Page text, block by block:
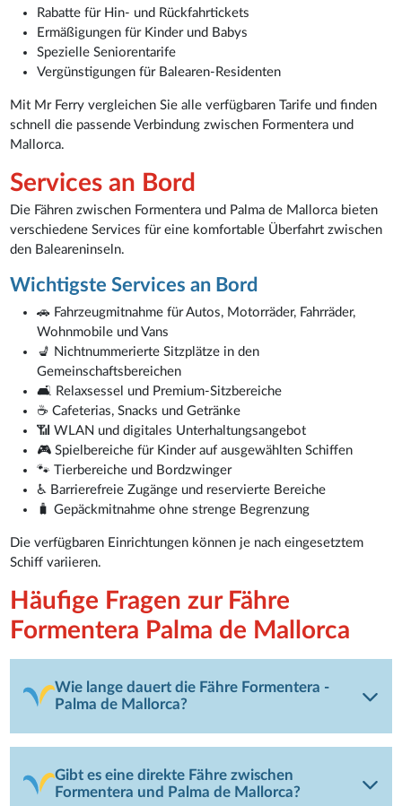
Rabatte für Hin- und Rückfahrtickets
Ermäßigungen für Kinder und Babys
Spezielle Seniorentarife
Vergünstigungen für Balearen-Residenten
Mit Mr Ferry vergleichen Sie alle verfügbaren Tarife und finden
schnell die passende Verbindung zwischen Formentera und
Mallorca.
Services an Bord
Die Fähren zwischen Formentera und Palma de Mallorca bieten
verschiedene Services für eine komfortable Überfahrt zwischen
den Baleareninseln.
Wichtigste Services an Bord
🚗 Fahrzeugmitnahme für Autos, Motorräder, Fahrräder,
Wohnmobile und Vans
💺 Nichtnummerierte Sitzplätze in den
Gemeinschaftsbereichen
🛋️ Relaxsessel und Premium-Sitzbereiche
☕ Cafeterias, Snacks und Getränke
📶 WLAN und digitales Unterhaltungsangebot
🎮 Spielbereiche für Kinder auf ausgewählten Schiffen
🐾 Tierbereiche und Bordzwinger
♿ Barrierefreie Zugänge und reservierte Bereiche
🧳 Gepäckmitnahme ohne strenge Begrenzung
Die verfügbaren Einrichtungen können je nach eingesetztem
Schiff variieren.
Häufige Fragen zur Fähre
Formentera Palma de Mallorca
Wie lange dauert die Fähre Formentera -
Palma de Mallorca?
Gibt es eine direkte Fähre zwischen
Formentera und Palma de Mallorca?